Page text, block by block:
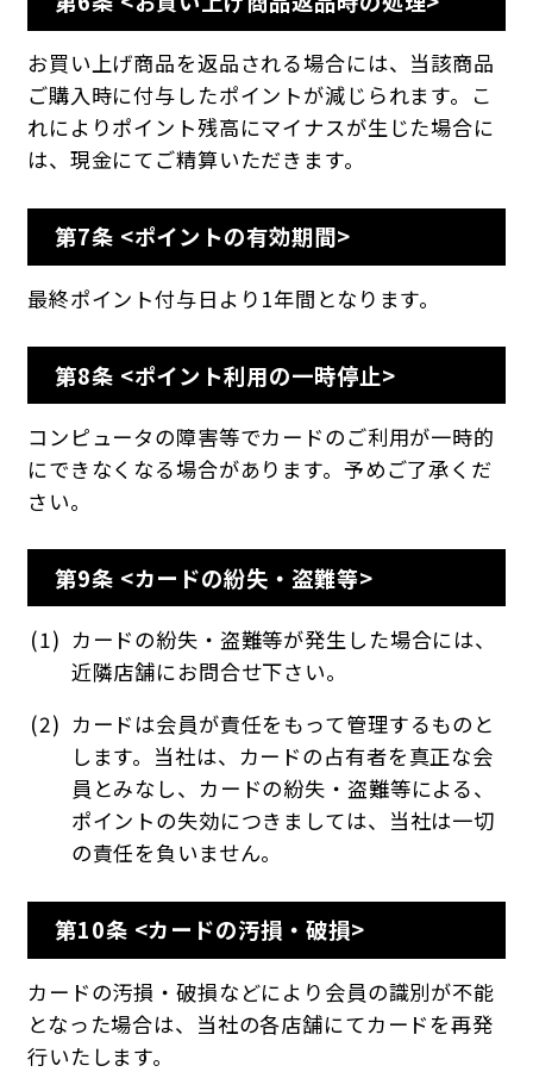
お買い上げ商品を返品される場合には、当該商品
ご購入時に付与したポイントが減じられます。こ
れによりポイント残高にマイナスが生じた場合に
は、現金にてご精算いただきます。
第7条 <ポイントの有効期間>
最終ポイント付与日より1年間となります。
第8条 <ポイント利用の一時停止>
コンピュータの障害等でカードのご利用が一時的
にできなくなる場合があります。予めご了承くだ
さい。
第9条 <カードの紛失・盗難等>
カードの紛失・盗難等が発生した場合には、
近隣店舗にお問合せ下さい。
カードは会員が責任をもって管理するものと
します。当社は、カードの占有者を真正な会
員とみなし、カードの紛失・盗難等による、
ポイントの失効につきましては、当社は一切
の責任を負いません。
第10条 <カードの汚損・破損>
カードの汚損・破損などにより会員の識別が不能
となった場合は、当社の各店舗にてカードを再発
行いたします。